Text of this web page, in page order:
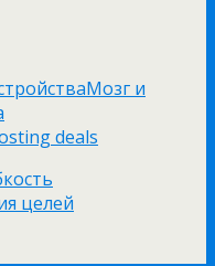
Мозг и
deals
целей